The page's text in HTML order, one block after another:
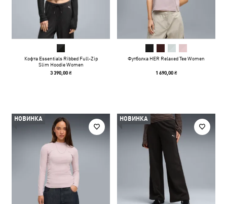
Кофта Essentials Ribbed Full-Zip
Slim Hoodie Women
3 390,00 ₴
Футболка HER Relaxed Tee Women
1 690,00 ₴
НОВИНКА НОВИНКА